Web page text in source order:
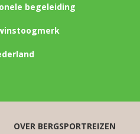
begeleiding
OVER BERGSPORTREIZEN